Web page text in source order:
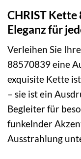
CHRIST Kette
Eleganz für
Verleihen Sie
88570839 eine
exquisite Kette
– sie ist ein
Begleiter für
funkelnder
Ausstrahlung